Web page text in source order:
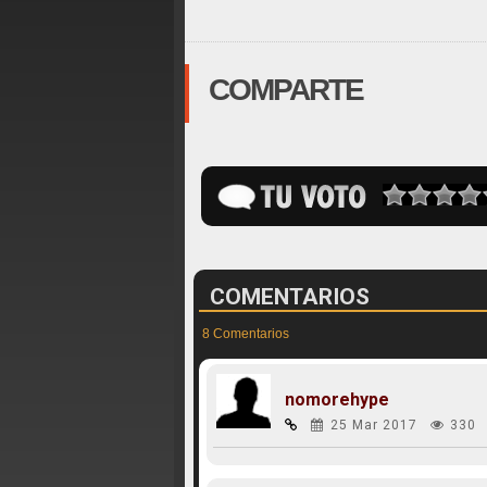
COMPARTE
COMENTARIOS
8 Comentarios
nomorehype
25 Mar 2017 330